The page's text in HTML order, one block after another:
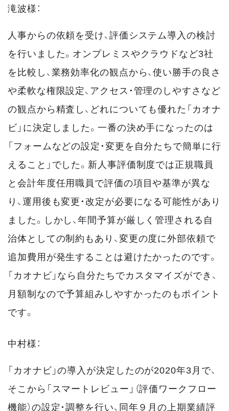
滝波様：
人事からの依頼を受け、評価システム導入の検討
を行いました。オンプレミスやクラウドなど3社
を比較し、業務効率化の観点から、使い勝手の良さ
や柔軟な権限設定、アクセス・管理のしやすさなど
の観点から精査し、どれについても優れた「カオナ
ビ」に決定しました。一番の決め手になったのは
「フォームなどの設定・変更を自分たちで簡単に行
えること」でした。新人事評価制度では正規職員
と会計年度任用職員で評価の項目や基準が異な
り、運用後も変更・改定が必要になる可能性があり
ました。しかし、年間予算が厳しく管理される自
治体としての制約もあり、変更の度に外部依頼で
追加費用が発生することは避けたかったのです。
「カオナビ」なら自分たちでカスタマイズができ、
月額制なので予算組みしやすかったのもポイント
です。
中村様：
「カオナビ」の導入が決定したのが2020年3月で、
そこから「スマートレビュー」（評価ワークフロー
機能）の設定・調整を行い、同年９月の上期業績評